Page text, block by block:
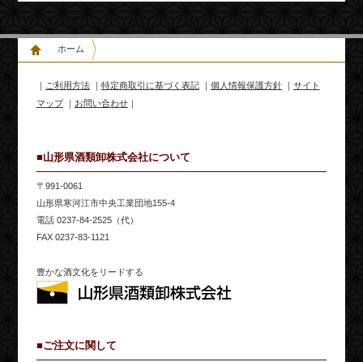
ホーム
｜ ご利用方法｜ 特定商取引に基づく表記｜ 個人情報保護方針｜ サイト
マップ｜ お問い合わせ｜
■山形県酒類卸株式会社について
〒991-0061
山形県寒河江市中央工業団地155-4
電話 0237-84-2525（代）
FAX 0237-83-1121
豊かな酒文化をリードする
■ご注文に関して